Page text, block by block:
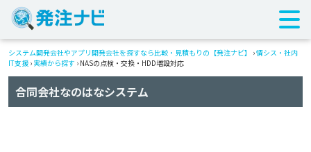
システム開発会社やアプリ開発会社を探すなら比較・見積もりの【発注ナビ】 ›情シス・社内
IT支援 › 実績から探す › NASの点検・交換・HDD増設対応
合同会社なのはなシステム